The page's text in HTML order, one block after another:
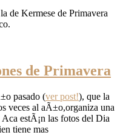
de Kermese de Primavera
de Primavera
pasado (ver post!), que la
veces al aÃ±o,organiza una
estÃ¡n las fotos del Dia
tiene mas